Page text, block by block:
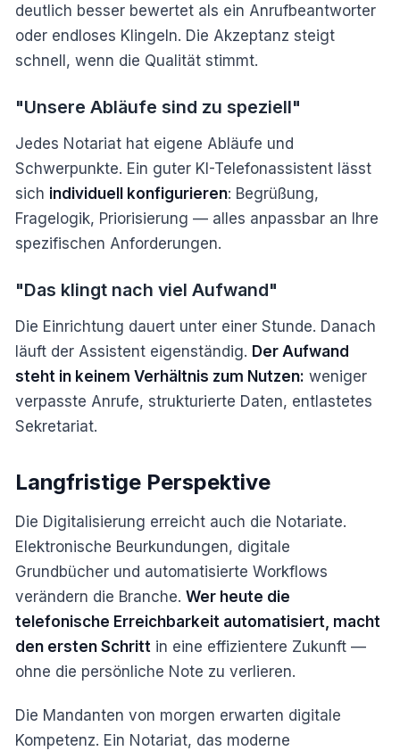
deutlich besser bewertet als ein Anrufbeantworter
oder endloses Klingeln. Die Akzeptanz steigt
schnell, wenn die Qualität stimmt.
"Unsere Abläufe sind zu speziell"
Jedes Notariat hat eigene Abläufe und
Schwerpunkte. Ein guter KI-Telefonassistent lässt
sich individuell konfigurieren: Begrüßung,
Fragelogik, Priorisierung — alles anpassbar an Ihre
spezifischen Anforderungen.
"Das klingt nach viel Aufwand"
Die Einrichtung dauert unter einer Stunde. Danach
läuft der Assistent eigenständig. Der Aufwand
steht in keinem Verhältnis zum Nutzen: weniger
verpasste Anrufe, strukturierte Daten, entlastetes
Sekretariat.
Langfristige Perspektive
Die Digitalisierung erreicht auch die Notariate.
Elektronische Beurkundungen, digitale
Grundbücher und automatisierte Workflows
verändern die Branche. Wer heute die
telefonische Erreichbarkeit automatisiert, macht
den ersten Schritt in eine effizientere Zukunft —
ohne die persönliche Note zu verlieren.
Die Mandanten von morgen erwarten digitale
Kompetenz. Ein Notariat, das moderne